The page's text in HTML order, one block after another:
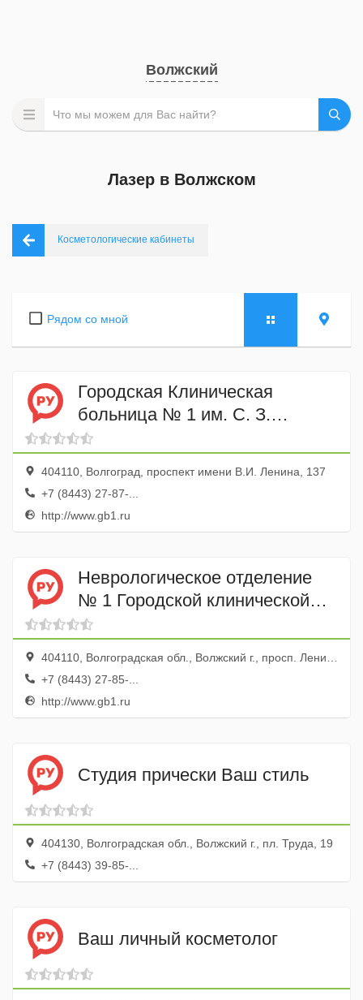
Волжский
Лазер в Волжском
Косметологические кабинеты
Рядом со мной
Городская Клиническая
больница № 1 им. С. З.
Фишера Нейрохирургическое
отделение
404110, Волгоград, проспект имени В.И. Ленина, 137
+7 (8443) 27-87-...
http://www.gb1.ru
Неврологическое отделение
№ 1 Городской клинической
больницы № 1
404110, Волгоградская обл., Волжский г., просп. Ленина, 137
+7 (8443) 27-85-...
http://www.gb1.ru
Студия прически Ваш стиль
404130, Волгоградская обл., Волжский г., пл. Труда, 19
+7 (8443) 39-85-...
Ваш личный косметолог